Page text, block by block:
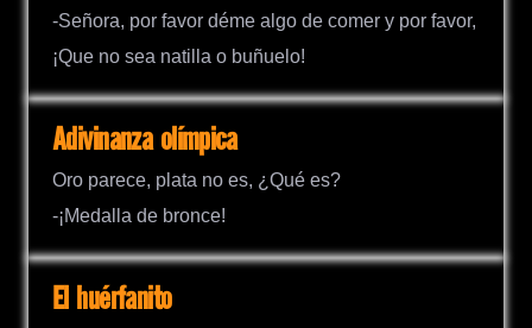
-Señora, por favor déme algo de comer y por favor,
¡Que no sea natilla o buñuelo!
Adivinanza olímpica
Oro parece, plata no es, ¿Qué es?
-¡Medalla de bronce!
El huérfanito